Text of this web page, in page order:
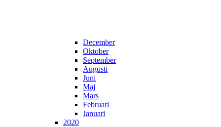
December
Oktober
September
Augusti
Juni
Maj
Mars
Februari
Januari
2020